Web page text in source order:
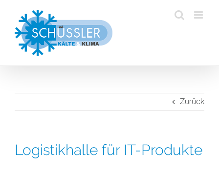
springen
Zurück
Logistikhalle für IT-Produkte